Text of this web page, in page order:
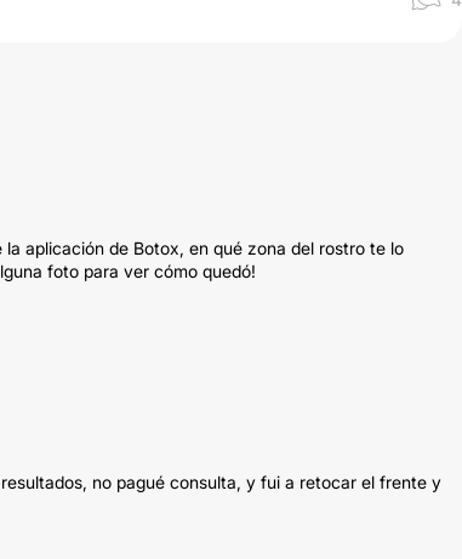
aplicación de Botox, en qué zona del rostro te lo
foto para ver cómo quedó!
no pagué consulta, y fui a retocar el frente y